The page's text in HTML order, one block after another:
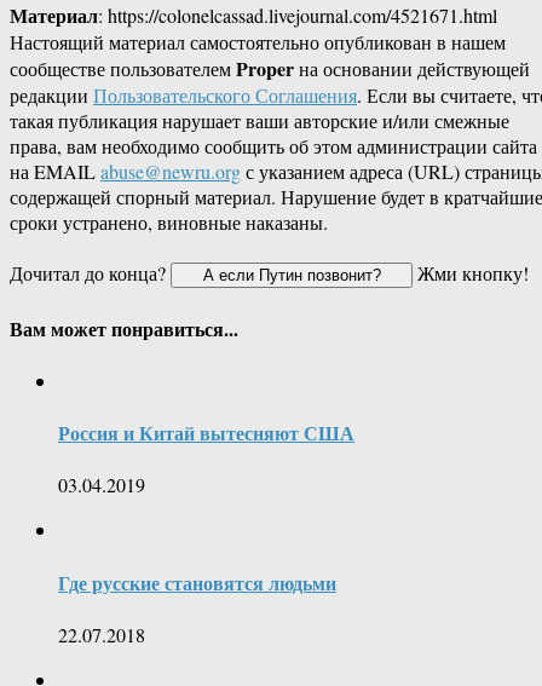
Материал: https://colonelcassad.livejournal.com/4521671.html
Настоящий материал самостоятельно опубликован в нашем
сообществе пользователемProperна основании действующей
редакции Пользовательского Соглашения. Если вы считаете,
такая публикация нарушает ваши авторские и/или смежные
права, вам необходимо сообщить об этом администрации сайта
на EMAILabuse@newru.orgс указанием адреса (URL)
содержащей спорный материал. Нарушение будет в кратчайшие
сроки устранено, виновные наказаны.
Дочитал до конца?
Жми кнопку!
Вам может понравиться...
Россия и Китай вытесняют США
03.04.2019
Где русские становятся людьми
22.07.2018